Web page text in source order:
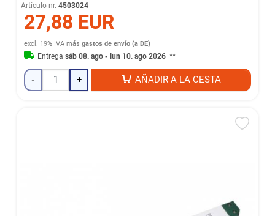
Artículo nr. 4503024
27,88 EUR
excl. 19% IVA másgastos de envío (a DE)
Entregasáb 08. ago - lun 10. ago 2026 **
- + AÑADIR A LA CESTA